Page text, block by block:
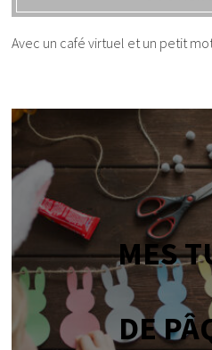
Avec un café virtuel et un petit
MES
DE